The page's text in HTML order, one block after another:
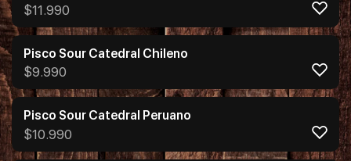
$11.990
Pisco Sour Catedral Chileno
$9.990
Pisco Sour Catedral Peruano
$10.990